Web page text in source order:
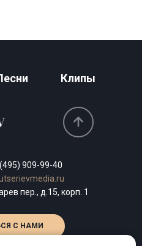
Клипы
909-99-40
пер., д.15, корп. 1
С НАМИ